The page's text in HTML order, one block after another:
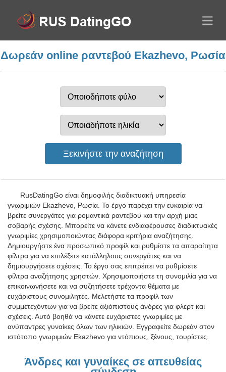
Δωρεάν online ραντεβού Ekazhevo, Ρωσία
RusDatingGo είναι δημοφιλής διαδικτυακή υπηρεσία
γνωριμιών Ekazhevo, Ρωσία. Το έργο παρέχει την ευκαιρία να
βρείτε συνεργάτες για ρομαντικά ραντεβού και την αρχή μιας
σοβαρής σχέσης. Μπορείτε να κάνετε ενδιαφέρουσες διαδικτυακές
γνωριμίες χρησιμοποιώντας διάφορα κριτήρια αναζήτησης.
Δημιουργήστε ένα προσωπικό προφίλ και ρυθμίστε τα απαραίτητα
φίλτρα για να επιλέξετε κατάλληλους συνεργάτες και να
δημιουργήσετε σχέσεις. Το έργο σας επιτρέπει να ρυθμίσετε
φίλτρα αναζήτησης χρηστών. Χρησιμοποιήστε τη συνομιλία για να
επικοινωνήσετε και να συζητήσετε τρέχοντα θέματα με
ευχάριστους συνομιλητές. Μελετήστε τα προφίλ των
συμμετεχόντων για να βρείτε αξιόπιστους άνδρες για φλερτ και
σχέσεις. Αυτό βοηθά να κάνετε ευχάριστες γνωριμίες με
ανύπαντρες γυναίκες όλων των ηλικιών. Εγγραφείτε δωρεάν στον
ιστότοπο γνωριμιών Ekazhevo για ντόπιους, ξένους, τουρίστες.
Άνδρες και γυναίκες σε απευθείας